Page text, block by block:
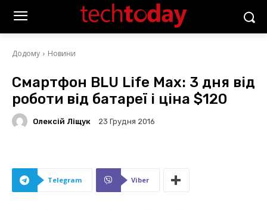
Додому Новини
Смартфон BLU Life Max: 3 дня від
роботи від батареї і ціна $120
Олексій Ліщук 23 Грудня 2016
Telegram Viber